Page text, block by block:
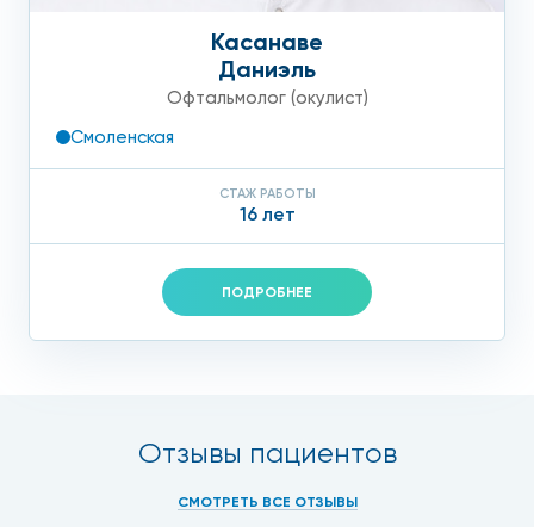
Касанаве
Даниэль
Офтальмолог (окулист)
Смоленская
СТАЖ РАБОТЫ
16 лет
ПОДРОБНЕЕ
Отзывы пациентов
СМОТРЕТЬ ВСЕ ОТЗЫВЫ